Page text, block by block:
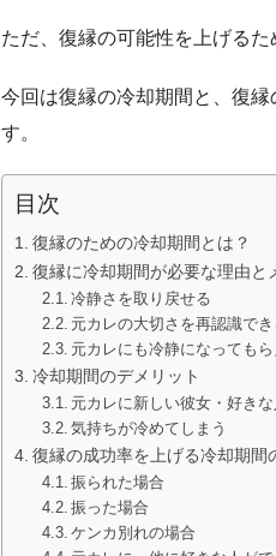
ただ、復縁の可能性を上げるた
今回は復縁の冷却期間と、復
す。
目次
復縁のための冷却期間とは？
復縁に冷却期間が必要な理由と
冷静さを取り戻せる
元カレの大切さを再認識でき
元カレにも冷静になってもら
冷却期間のデメリット
元カレに新しい彼女・好き
気持ちが冷めてしまう
復縁の成功率を上げる冷却期間
振られた場合
振った場合
ケンカ別れの場合